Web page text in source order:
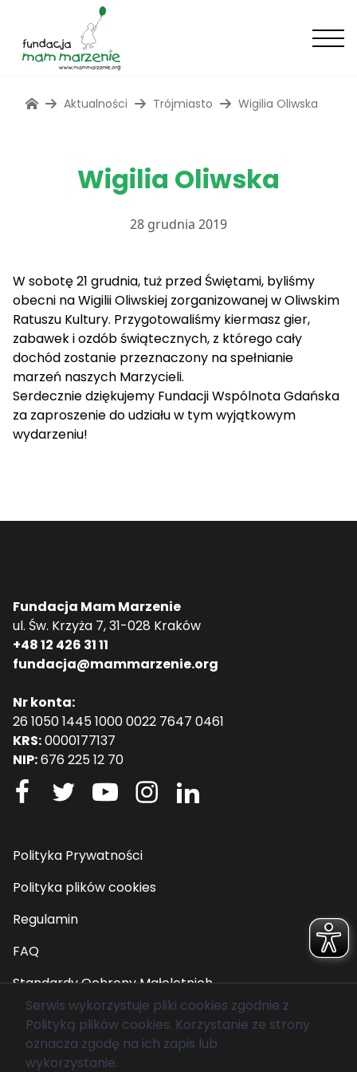
Aktualności Trójmiasto Wigilia Oliwska
Wigilia Oliwska
28 grudnia 2019
W sobotę 21 grudnia, tuż przed Świętami, byliśmy
obecni na Wigilii Oliwskiej zorganizowanej w Oliwskim
Ratuszu Kultury. Przygotowaliśmy kiermasz gier,
zabawek i ozdób świątecznych, z którego cały
dochód zostanie przeznaczony na spełnianie
marzeń naszych Marzycieli.
Serdecznie dziękujemy Fundacji Wspólnota Gdańska
za zaproszenie do udziału w tym wyjątkowym
wydarzeniu!
Fundacja Mam Marzenie
ul. Św. Krzyża 7, 31-028 Kraków
+48 12 426 31 11
fundacja@mammarzenie.org
Nr konta:
26 1050 1445 1000 0022 7647 0461
KRS:0000177137
NIP:676 225 12 70
Polityka Prywatności
Polityka plików cookies
Regulamin
FAQ
Standardy Ochrony Małoletnich
© 2026 Fundacja Mam Marzenie. Wszelkie prawa
zastrzeżone.
Serwis wykorzystuje pliki cookies zgodnie z
Polityką plików cookies. Korzystanie ze strony
oznacza zgodę na ich zapis lub
wykorzystanie.